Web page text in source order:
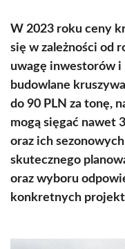
W 2023 roku ceny
się w zależności od
uwagę inwestorów i
budowlane
do 90 PLN za tonę,
mogą sięgać nawet
oraz ich
skutecznego
oraz wyboru
konkretnych